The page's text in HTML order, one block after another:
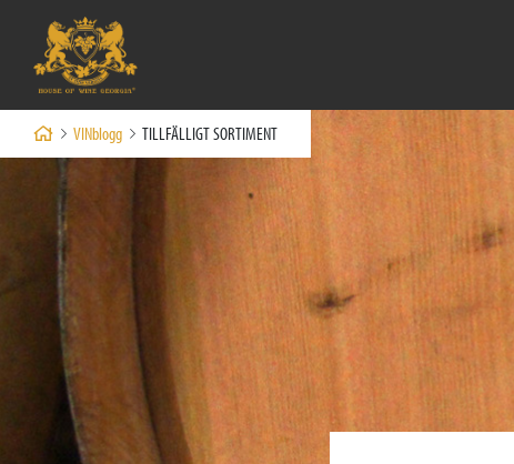
VINblogg TILLFÄLLIGT SORTIMENT